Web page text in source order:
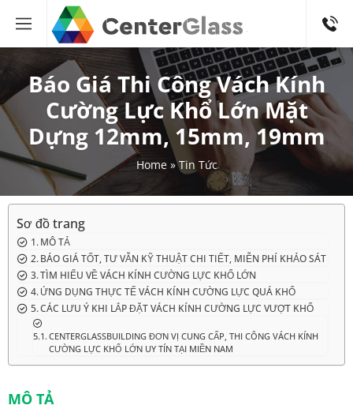
Báo Giá Thi Công Vách Kính
Cường Lực Khổ Lớn Mặt
Dựng 12mm, 15mm, 19mm
Home»Tin Tức
Sơ đồ trang
MÔ TẢ
BÁO GIÁ TỐT, TƯ VẪN KỸ THUẬT CHI TIẾT, MIỄN PHÍ KHẢO SÁT
TÌM HIỂU VỀ VÁCH KÍNH CƯỜNG LỰC KHỔ LỚN
ỨNG DỤNG THỰC TẾ VÁCH KÍNH CƯỜNG LỰC QUÁ KHỔ
CÁC LƯU Ý KHI LẮP ĐẶT VÁCH KÍNH CƯỜNG LỰC VƯỢT KHỔ
CENTERGLASSBUILDING ĐƠN VỊ CUNG CẤP, THI CÔNG VÁCH KÍNH
CƯỜNG LỰC KHỔ LỚN UY TÍN TẠI MIỀN NAM
MÔ TẢ